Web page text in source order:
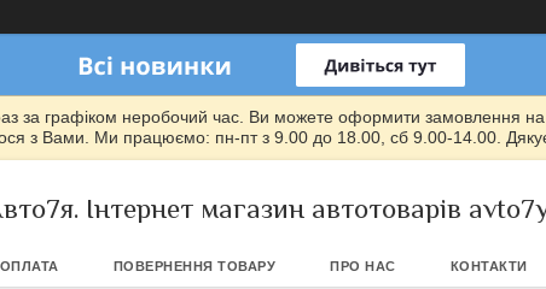
за графіком неробочий час. Ви можете оформити замовлення на
з Вами. Ми працюємо: пн-пт з 9.00 до 18.00, сб 9.00-14.00.
Інтернет магазин автотоварів
ПОВЕРНЕННЯ ТОВАРУ ПРО НАС КОНТАКТИ